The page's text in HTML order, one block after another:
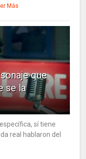
Más
que
se la
sí tiene
real hablaron del